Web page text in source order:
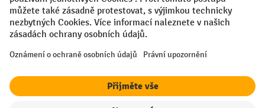
Prohlášení o ochraně osobních údajů
Nastavení ochrany osobních údajů
All prices excl. VAT plusshipping costsand possible delivery charges,
¹ Sleva platí do vyprodání zásob. Sleva se nevztahuje na akční ceny.